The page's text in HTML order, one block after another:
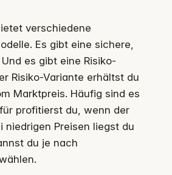
verschiedene
Es gibt eine sichere,
es gibt eine Risiko-
Risiko-Variante erhältst du
Marktpreis. Häufig sind es
profitierst du, wenn der
niedrigen Preisen liegst du
du je nach